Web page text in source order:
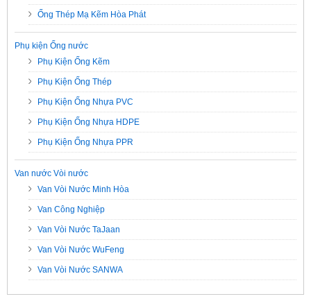
Ống Thép Mạ Kẽm Hòa Phát
Phụ kiện Ống nước
Phụ Kiện Ống Kẽm
Phụ Kiện Ống Thép
Phụ Kiện Ống Nhựa PVC
Phụ Kiện Ống Nhựa HDPE
Phụ Kiện Ống Nhựa PPR
Van nước Vòi nước
Van Vòi Nước Minh Hòa
Van Công Nghiệp
Van Vòi Nước TaJaan
Van Vòi Nước WuFeng
Van Vòi Nước SANWA